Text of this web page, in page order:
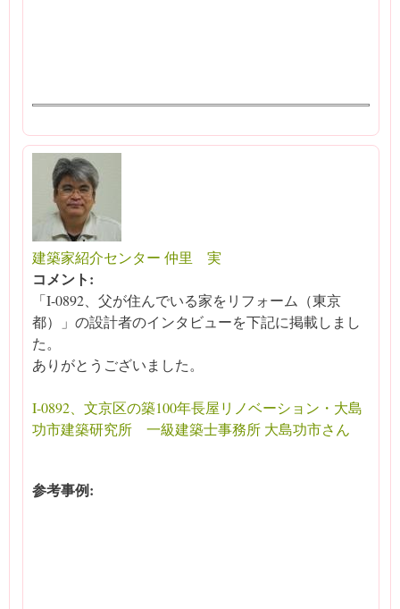
建築家紹介センター 仲里 実
コメント:
「I-0892、父が住んでいる家をリフォーム（東京
都）」の設計者のインタビューを下記に掲載しまし
た。
ありがとうございました。
I-0892、文京区の築100年長屋リノベーション・大島
功市建築研究所 一級建築士事務所 大島功市さん
参考事例: